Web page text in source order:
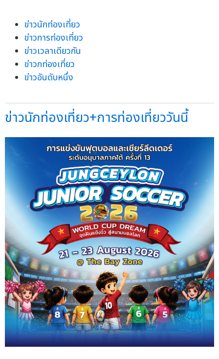
ข่าวนักท่องเที่ยว
ข่าวการท่องเที่ยว
ข่าวเวลาเดียวกัน
ข่าวกท่องเที่ยว
ข่าวอันดับหนึ่ง
ข่าวนักท่องเที่ยว+การท่องเที่ยววันนี้